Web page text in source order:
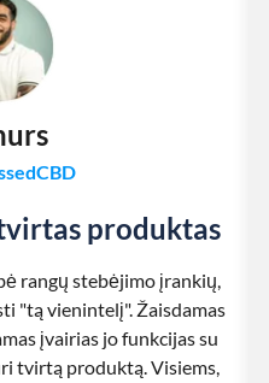
produktas
rangų stebėjimo įrankių,
"tą vienintelį". Žaisdamas
įvairias jo funkcijas su
tvirtą produktą. Visiems,